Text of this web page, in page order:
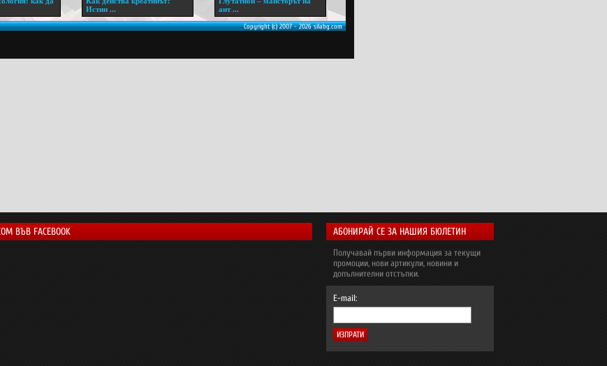
Истин ...
ант ...
Copyright (c) 2007 - 2026 silabg.com
ВЪВ FACEBOOK АБОНИРАЙ СЕ ЗА НАШИЯ БЮЛЕТИН
Получавай първи информация за текущи
промоции, нови артикули, новини и
допълнителни отстъпки.
E-mail: